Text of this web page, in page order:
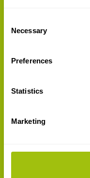
Selection
Necessary
Preferences
Statistics
Marketing